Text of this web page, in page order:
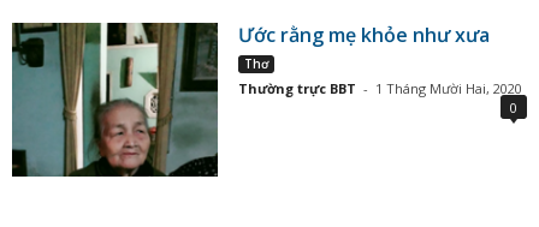
Ước rằng mẹ khỏe như xưa
Thơ
Thường trực BBT - 1 Tháng Mười Hai, 2020
0